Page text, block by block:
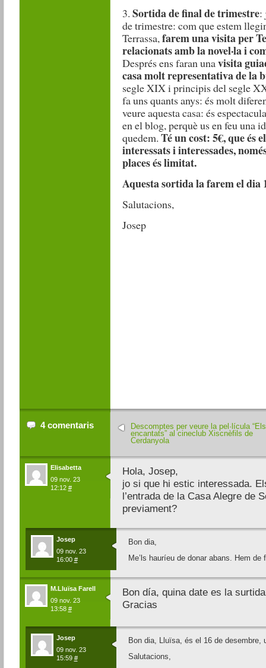
3. Sortida de final de trimestre:
de trimestre: com que estem
Terrassa, farem una visita per
relacionats amb la novel·la i
Després ens faran unavisita
casa molt representativa de la
segle XIX i principis del segle
fa uns quants anys: és molt
veure aquesta casa: és
en el blog, perquè us en feu una
quedem. Té un cost: 5€, que és
interessats i interessades,
places és limitat.
Aquesta sortida la farem el dia
Salutacions,
Josep
4 comentaris
Descomptes per veure la pel·lícula “Els
encantats” al cineclub Xiscnèfils de
Cerdanyola
Elisabetta
09 nov. 23
12:12 #
Hola, Josep,
jo si que hi estic interessada.
l’entrada de la Casa Alegre de
previament?
Josep
09 nov. 23
16:00 #
Bon dia,
Me’ls hauríeu de donar abans. Hem de
M.Lluïsa Farell
09 nov. 23
13:58 #
Bon día, quina date es la
Gracias
Josep
09 nov. 23
15:59 #
Bon dia, Lluïsa, és el 16 de desembre,
Salutacions,